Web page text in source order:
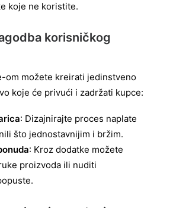
koje ne koristite.
korisničkog
om možete kreirati jedinstveno
koje će privući i zadržati kupce:
: Dizajnirajte proces naplate
što jednostavnijim i bržim.
: Kroz dodatke možete
proizvoda ili nuditi